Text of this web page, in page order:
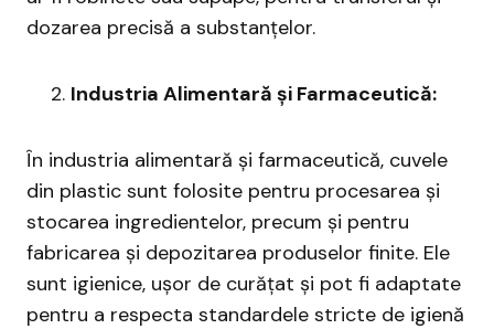
dozarea precisă a substanțelor.
Industria Alimentară și Farmaceutică:
În industria alimentară și farmaceutică, cuvele
din plastic sunt folosite pentru procesarea și
stocarea ingredientelor, precum și pentru
fabricarea și depozitarea produselor finite. Ele
sunt igienice, ușor de curățat și pot fi adaptate
pentru a respecta standardele stricte de igienă